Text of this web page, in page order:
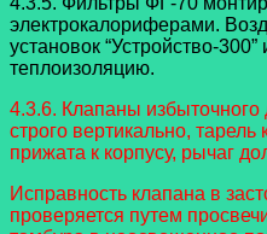
электрокалориферами.
установок “Устройство-
теплоизоляцию.
4.3.6. Клапаны
строго вертикально,
прижата к корпусу, рычаг
Исправность клапана в
проверяется путем